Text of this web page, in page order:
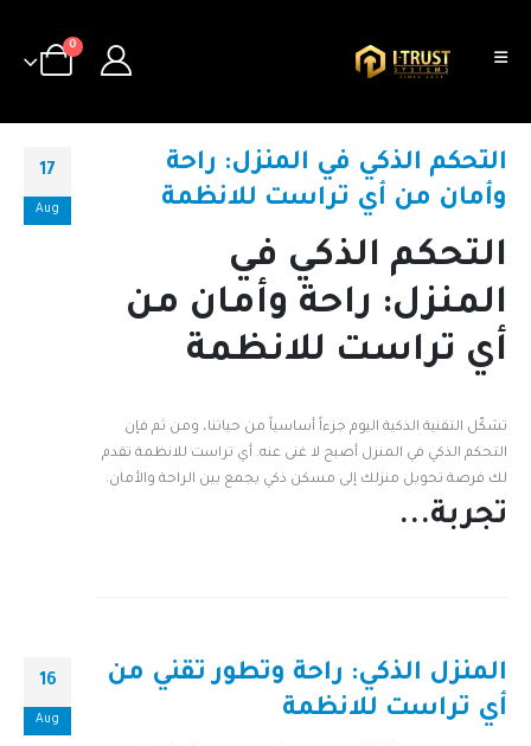
0
17
Aug
التحكم الذكي في المنزل: راحة
وأمان من أي تراست للانظمة
التحكم الذكي في
المنزل: راحة وأمان من
أي تراست للانظمة
تشكّل التقنية الذكية اليوم جزءاً أساسياً من حياتنا، ومن ثم فإن
التحكم الذكي في المنزل أصبح لا غنى عنه. أي تراست للانظمة تقدم
لك فرصة تحويل منزلك إلى مسكن ذكي يجمع بين الراحة والأمان.
تجربة...
16
Aug
المنزل الذكي: راحة وتطور تقني من
أي تراست للانظمة